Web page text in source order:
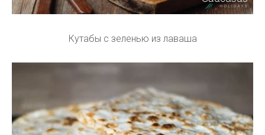
Кутабы с зеленью из лаваша